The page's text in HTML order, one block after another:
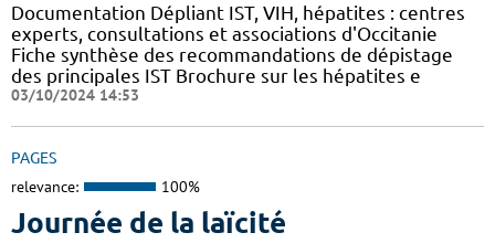
Documentation Dépliant IST, VIH, hépatites : centres
experts, consultations et associations d'Occitanie
Fiche synthèse des recommandations de dépistage
des principales IST Brochure sur les hépatites e
03/10/2024 14:53
PAGES
relevance: 100%
Journée de la laïcité